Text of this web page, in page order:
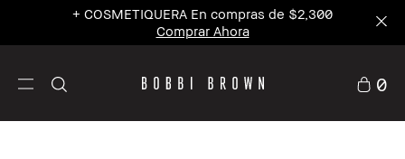
+ COSMETIQUERA En compras de $2,300
Comprar Ahora
0